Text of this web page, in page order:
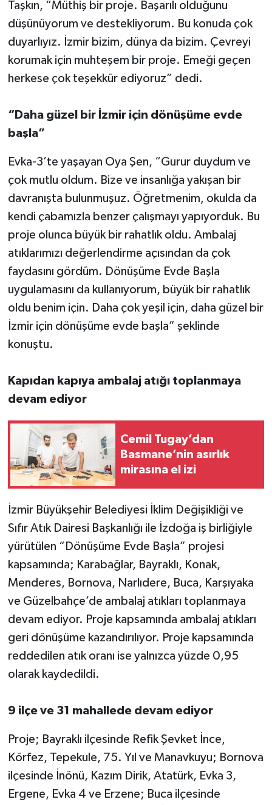
Taşkın, “Müthiş bir proje. Başarılı olduğunu
düşünüyorum ve destekliyorum. Bu konuda çok
duyarlıyız. İzmir bizim, dünya da bizim. Çevreyi
korumak için muhteşem bir proje. Emeği geçen
herkese çok teşekkür ediyoruz” dedi.
“Daha güzel bir İzmir için dönüşüme evde
başla”
Evka-3’te yaşayan Oya Şen, “Gurur duydum ve
çok mutlu oldum. Bize ve insanlığa yakışan bir
davranışta bulunmuşuz. Öğretmenim, okulda da
kendi çabamızla benzer çalışmayı yapıyorduk. Bu
proje olunca büyük bir rahatlık oldu. Ambalaj
atıklarımızı değerlendirme açısından da çok
faydasını gördüm. Dönüşüme Evde Başla
uygulamasını da kullanıyorum, büyük bir rahatlık
oldu benim için. Daha çok yeşil için, daha güzel bir
İzmir için dönüşüme evde başla” şeklinde
konuştu.
Kapıdan kapıya ambalaj atığı toplanmaya
devam ediyor
Cemil Tugay’dan
Basmane’nin asırlık
mirasına el izi
İzmir Büyükşehir Belediyesi İklim Değişikliği ve
Sıfır Atık Dairesi Başkanlığı ile İzdoğa iş birliğiyle
yürütülen “Dönüşüme Evde Başla” projesi
kapsamında; Karabağlar, Bayraklı, Konak,
Menderes, Bornova, Narlıdere, Buca, Karşıyaka
ve Güzelbahçe’de ambalaj atıkları toplanmaya
devam ediyor. Proje kapsamında ambalaj atıkları
geri dönüşüme kazandırılıyor. Proje kapsamında
reddedilen atık oranı ise yalnızca yüzde 0,95
olarak kaydedildi.
9 ilçe ve 31 mahallede devam ediyor
Proje; Bayraklı ilçesinde Refik Şevket İnce,
Körfez, Tepekule, 75. Yıl ve Manavkuyu; Bornova
ilçesinde İnönü, Kazım Dirik, Atatürk, Evka 3,
Ergene, Evka 4 ve Erzene; Buca ilçesinde